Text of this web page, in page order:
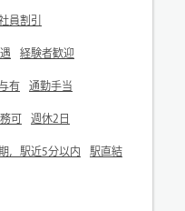
員割引
経験者歓迎
有 通勤手当
可 週休2日
，駅近5分以内 駅直結